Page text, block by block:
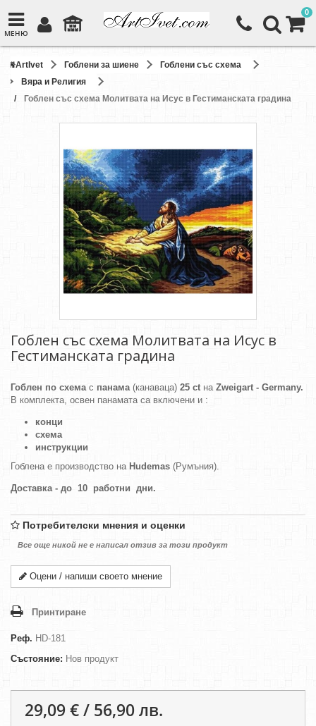
МЕНЮ
0
ArtIvet Гоблени за шиене
Гоблени със схема
Вяра и Религия
Гоблен със схема Молитвата на Исус в Гестиманската градина
Гоблен със схема Молитвата на Исус в
Гестиманската градина
Гоблен по схемас панама(канаваца) 25 ct на Zweigart - Germany.
В комплекта, освен панамата са включени и :
конци
схема
инструкции
Гоблена е производство на Hudemas (Румъния).
Доставка - до 10 работни дни.
Потребителски мнения и оценки
Все още никой не е написал отзив за този продукт
Оцени / напиши своето мнение
Принтиране
Реф. HD-181
Състояние: Нов продукт
29,09 € / 56,90 лв.